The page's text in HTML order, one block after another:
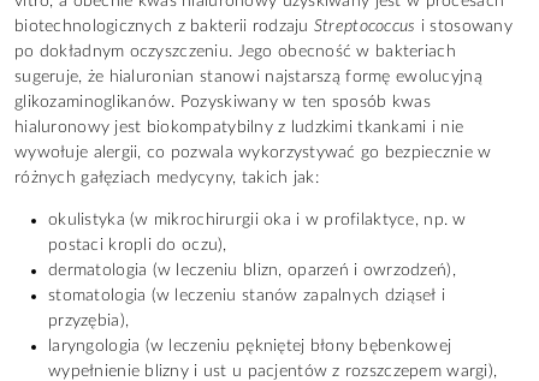
biotechnologicznych z bakterii rodzaju Streptococcus i stosowany
po dokładnym oczyszczeniu. Jego obecność w bakteriach
sugeruje, że hialuronian stanowi najstarszą formę ewolucyjną
glikozaminoglikanów. Pozyskiwany w ten sposób kwas
hialuronowy jest biokompatybilny z ludzkimi tkankami i nie
wywołuje alergii, co pozwala wykorzystywać go bezpiecznie w
różnych gałęziach medycyny, takich jak:
okulistyka (w mikrochirurgii oka i w profilaktyce, np. w
postaci kropli do oczu),
dermatologia (w leczeniu blizn, oparzeń i owrzodzeń),
stomatologia (w leczeniu stanów zapalnych dziąseł i
przyzębia),
laryngologia (w leczeniu pękniętej błony bębenkowej
wypełnienie blizny i ust u pacjentów z rozszczepem wargi),